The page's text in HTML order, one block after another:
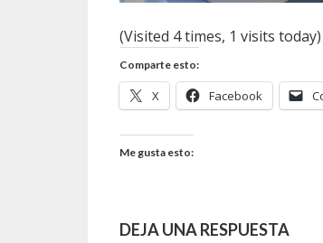
(Visited 4 times, 1 visits today)
Comparte esto:
X Facebook
Me gusta esto:
DEJA UNA RESPUESTA